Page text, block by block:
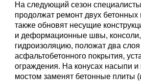
На следующий сезон
продолжат ремонт двух бетонных
также обновят несущие
и деформационные швы,
гидроизоляцию, положат два слоя
асфальтобетонного покрытия,
ограждения. На конусах насыпи и
мостом заменят бетонные плиты